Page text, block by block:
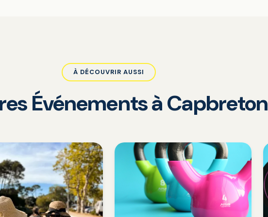
À DÉCOUVRIR AUSSI
Événements à Capbreton